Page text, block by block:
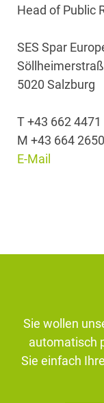
Head of Public
SES Spar
5020 Salzburg
T +43 662 4471
M +43 664
E-Mail
Sie wollen
automatisch
Sie einfach